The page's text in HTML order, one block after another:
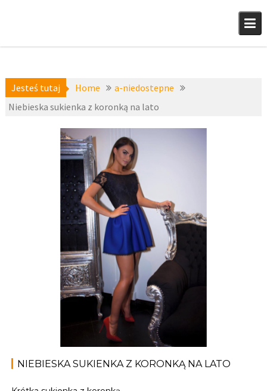
Jesteś tutaj Home
a-niedostepne
Niebieska sukienka z koronką na lato
a-
niedostepne
NIEBIESKA SUKIENKA Z KORONKĄ NA LATO